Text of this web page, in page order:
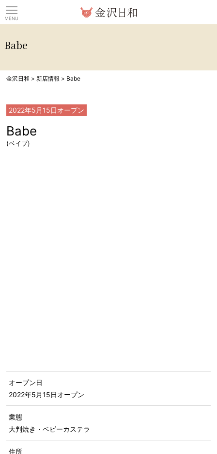
Babe
金沢日和 >新店情報 > Babe
2022年5月15日オープン
Babe
(ベイブ)
オープン日
2022年5月15日オープン
業態
大判焼き・ベビーカステラ
住所